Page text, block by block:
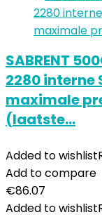
SABRENT
2280 interne
maximale
(laatste…
Added to wishlist
Add to compare
€86.07
Added to wishlist